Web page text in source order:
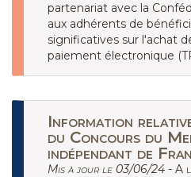
partenariat avec la
aux adhérents de
significatives sur l'achat
paiement électronique
Information
du Concours du
indépendant de
Mis à jour le 03/06/24 - A